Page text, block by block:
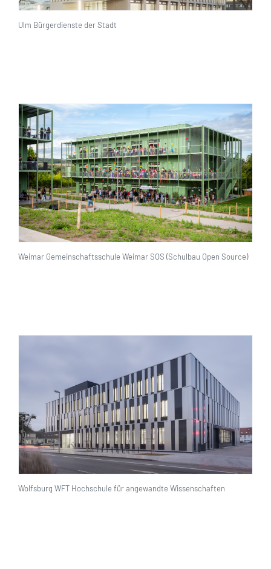
Ulm Bürgerdienste der Stadt
Weimar Gemeinschaftsschule Weimar SOS (Schulbau Open Source)
Wolfsburg WFT Hochschule für angewandte Wissenschaften